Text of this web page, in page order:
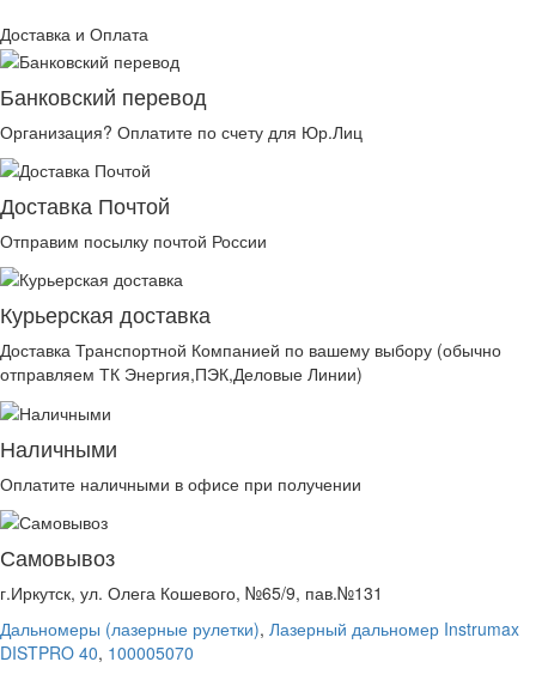
Доставка и Оплата
Банковский перевод
Организация? Оплатите по счету для Юр.Лиц
Доставка Почтой
Отправим посылку почтой России
Курьерская доставка
Доставка Транспортной Компанией по вашему выбору (обычно
отправляем ТК Энергия,ПЭК,Деловые Линии)
Наличными
Оплатите наличными в офисе при получении
Самовывоз
г.Иркутск, ул. Олега Кошевого, №65/9, пав.№131
Дальномеры (лазерные рулетки), Лазерный дальномер Instrumax
DISTPRO 40, 100005070